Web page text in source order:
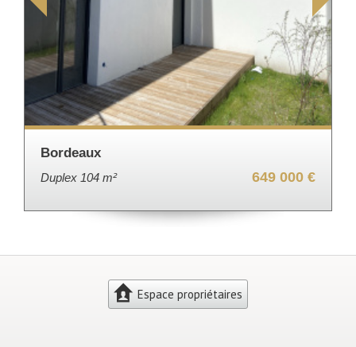
Bordeaux
Duplex 104 m² 649 000 €
Espace propriétaires